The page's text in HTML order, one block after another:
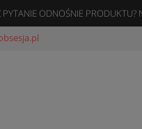
PYTANIE ODNOŚNIE